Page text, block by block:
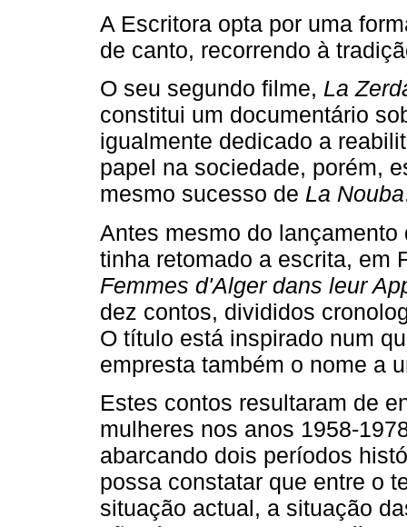
A Escritora opta por uma
de canto, recorrendo à
O seu segundo filme, La
constitui um documentário
igualmente dedicado a
papel na sociedade, porém,
mesmo sucesso de La Nouba
Antes mesmo do
tinha retomado a escrita, em
Femmes d'Alger dans leur
dez contos, divididos
O título está inspirado num
empresta também o nome a
Estes contos resultaram de
mulheres nos anos
abarcando dois períodos
possa constatar que entre o
situação actual, a situação